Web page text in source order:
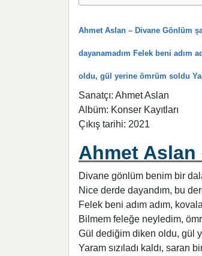
Ahmet Aslan – Divane Gönlüm
dayanamadım Felek beni adım
oldu, gül yerine ömrüm soldu
Sanatçı: Ahmet Aslan
Albüm: Konser Kayıtları
Çıkış tarihi: 2021
Ahmet
Divane gönlüm benim bir
Nice derde dayandım, bu
Felek beni adım adım,
Bilmem feleğe neyledim,
Gül dediğim diken oldu, gül
Yaram sızıladı kaldı, saran